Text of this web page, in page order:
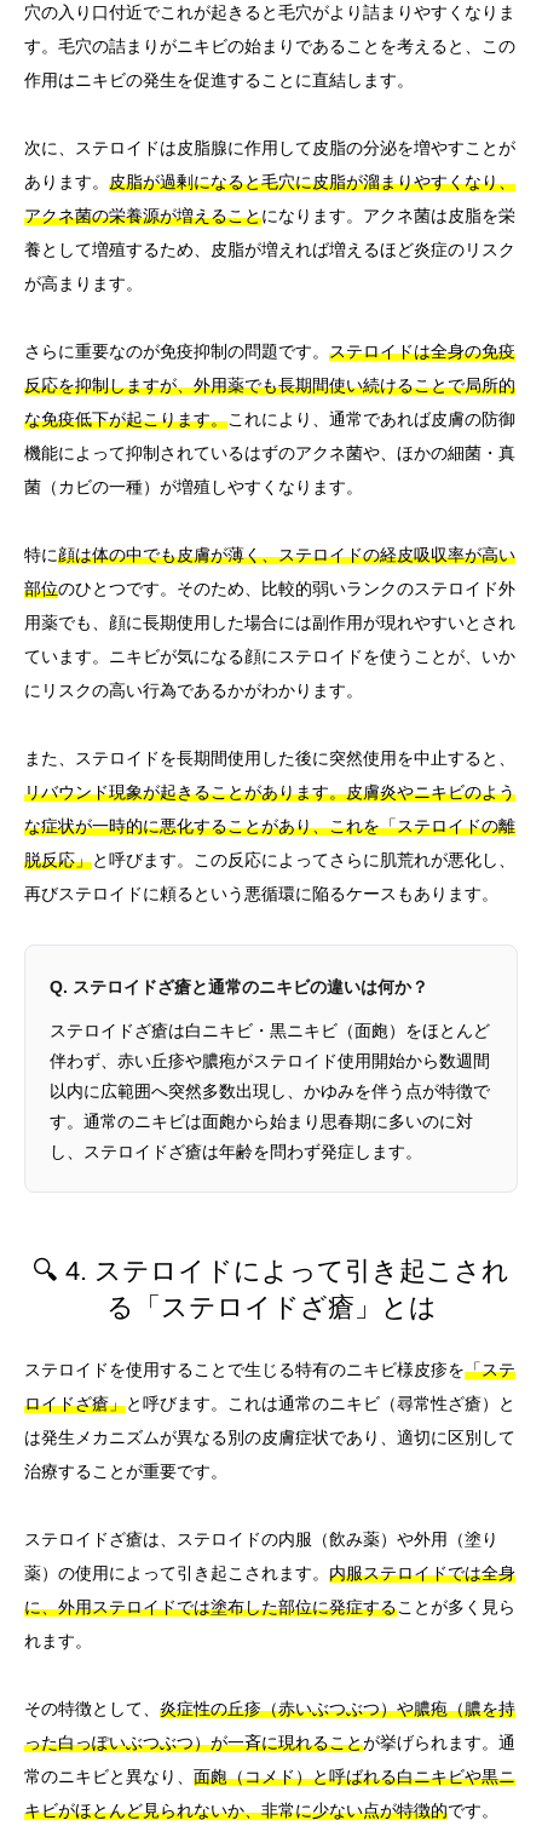
穴の入り口付近でこれが起きると毛穴がより詰まりやすくなりま
す。毛穴の詰まりがニキビの始まりであることを考えると、この
作用はニキビの発生を促進することに直結します。
次に、ステロイドは皮脂腺に作用して皮脂の分泌を増やすことが
あります。 皮脂が過剰になると毛穴に皮脂が溜まりやすくなり、
アクネ菌の栄養源が増えることになります。アクネ菌は皮脂を栄
養として増殖するため、皮脂が増えれば増えるほど炎症のリスク
が高まります。
さらに重要なのが免疫抑制の問題です。 ステロイドは全身の免疫
反応を抑制しますが、外用薬でも長期間使い続けることで局所的
な免疫低下が起こります。これにより、通常であれば皮膚の防御
機能によって抑制されているはずのアクネ菌や、ほかの細菌・真
菌（カビの一種）が増殖しやすくなります。
特に顔は体の中でも皮膚が薄く、ステロイドの経皮吸収率が高い
部位のひとつです。そのため、比較的弱いランクのステロイド外
用薬でも、顔に長期使用した場合には副作用が現れやすいとされ
ています。ニキビが気になる顔にステロイドを使うことが、いか
にリスクの高い行為であるかがわかります。
また、ステロイドを長期間使用した後に突然使用を中止すると、
リバウンド現象が起きることがあります。皮膚炎やニキビのよう
な症状が一時的に悪化することがあり、これを「ステロイドの離
脱反応」と呼びます。この反応によってさらに肌荒れが悪化し、
再びステロイドに頼るという悪循環に陥るケースもあります。
Q. ステロイドざ瘡と通常のニキビの違いは何か？
ステロイドざ瘡は白ニキビ・黒ニキビ（面皰）をほとんど
伴わず、赤い丘疹や膿疱がステロイド使用開始から数週間
以内に広範囲へ突然多数出現し、かゆみを伴う点が特徴で
す。通常のニキビは面皰から始まり思春期に多いのに対
し、ステロイドざ瘡は年齢を問わず発症します。
🔍 4. ステロイドによって引き起こされ
る「ステロイドざ瘡」とは
ステロイドを使用することで生じる特有のニキビ様皮疹を「ステ
ロイドざ瘡」と呼びます。これは通常のニキビ（尋常性ざ瘡）と
は発生メカニズムが異なる別の皮膚症状であり、適切に区別して
治療することが重要です。
ステロイドざ瘡は、ステロイドの内服（飲み薬）や外用（塗り
薬）の使用によって引き起こされます。 内服ステロイドでは全身
に、外用ステロイドでは塗布した部位に発症することが多く見ら
れます。
その特徴として、 炎症性の丘疹（赤いぶつぶつ）や膿疱（膿を持
った白っぽいぶつぶつ）が一斉に現れることが挙げられます。通
常のニキビと異なり、 面皰（コメド）と呼ばれる白ニキビや黒ニ
キビがほとんど見られないか、非常に少ない点が特徴的です。